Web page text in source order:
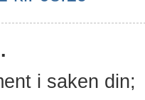
i saken din;